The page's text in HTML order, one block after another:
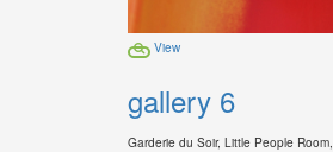
View
gallery 6
Garderie du Soir, Little People